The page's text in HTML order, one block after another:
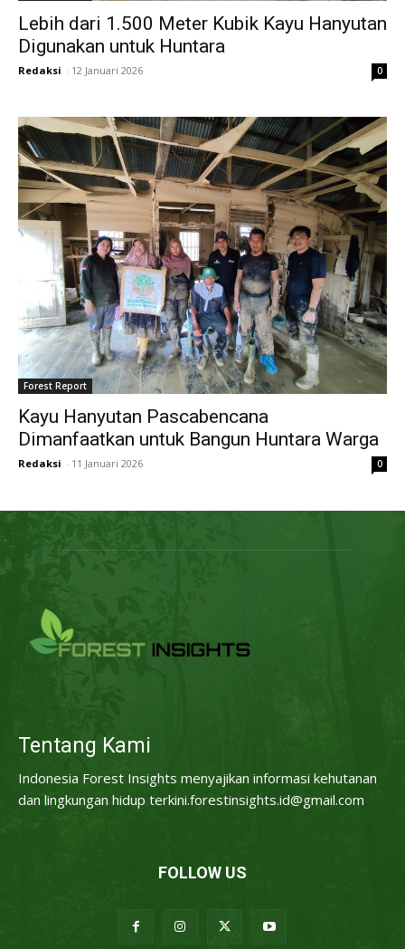
Lebih dari 1.500 Meter Kubik Kayu Hanyutan
Digunakan untuk Huntara
Redaksi - 12 Januari 2026 0
Forest Report
Kayu Hanyutan Pascabencana
Dimanfaatkan untuk Bangun Huntara Warga
Redaksi - 11 Januari 2026 0
Tentang Kami
Indonesia Forest Insights menyajikan informasi kehutanan
dan lingkungan hidup terkini.forestinsights.id@gmail.com
FOLLOW US